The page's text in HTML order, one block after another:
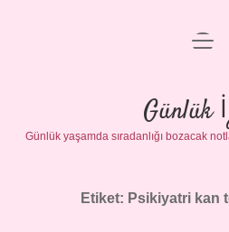
Anasayfa
Gizlilik
Yasal
Günlük
Günlük yaşamda sıradanlığı bozacak
Etiket: Psikiyatri kan